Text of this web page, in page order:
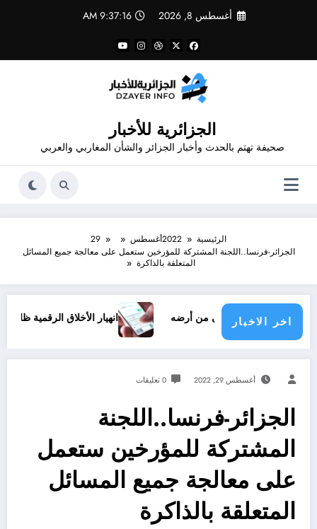
أغسطس 8, 2026 9:37:16 AM
الجزائرية للأخبار
صحيفة تهتم بالحدث وأخبار الجزائر والشأن المغاربي والعربي
الرئيسية 2022أغسطس
29
الجزائر-فرنسا..اللجنة المشتركة للمؤرخين ستعمل على معالجة جميع المسائل
المتعلقة بالذاكرة
اخر الاخبار
الفلسطيني من أرضه انهيار الأخلاق الرقمية ظاهرة
أغسطس 29, 2022 0 تعليقات
الجزائر-فرنسا..اللجنة
المشتركة للمؤرخين ستعمل
على معالجة جميع المسائل
المتعلقة بالذاكرة